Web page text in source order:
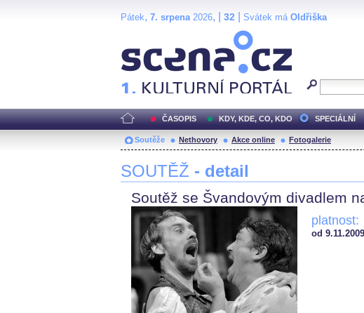
Pátek, 7. srpena2026, | 32 Svátek má Oldřiška
ČASOPIS KDY, KDE, CO, KDO SPECIÁLNÍ
Soutěže Nethovory Akce online Fotogalerie
SOUTĚŽ - detail
Soutěž se Švandovým divadlem
platnost:
od